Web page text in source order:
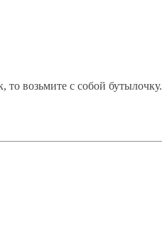
возьмите с собой бутылочку.